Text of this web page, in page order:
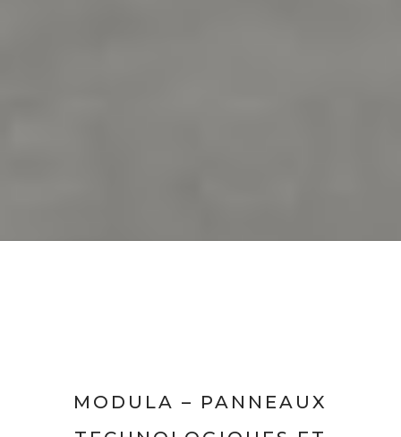
MODULA – PANNEAUX